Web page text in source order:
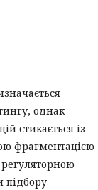
однак
стикається із
фрагментацією
підбору